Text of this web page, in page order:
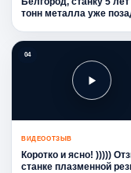
тонн металла уже
04
ВИДЕООТЗЫВ
Коротко и ясно! )))))
станке плазменной